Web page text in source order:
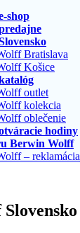
shop
Bratislava
Košice
outlet
kolekcia
oblečenie
hodiny
Berwin Wolff
– reklamácia